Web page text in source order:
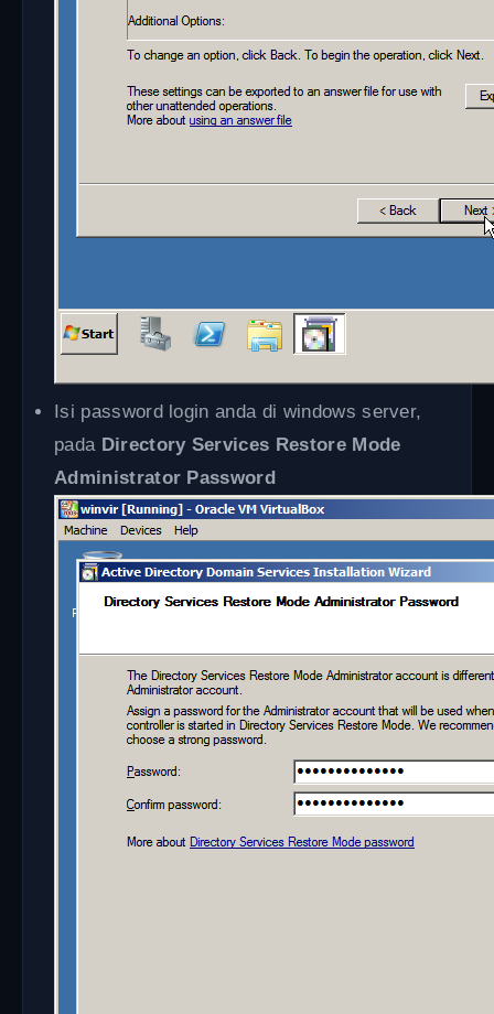
Isi password login anda di windows server,
pada Directory Services Restore Mode
Administrator Password